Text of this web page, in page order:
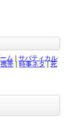
ム
サバティカル
携帯 | 時事ネタ
死